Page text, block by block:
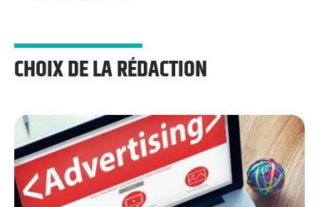
CHOIX DE LA RÉDACTION